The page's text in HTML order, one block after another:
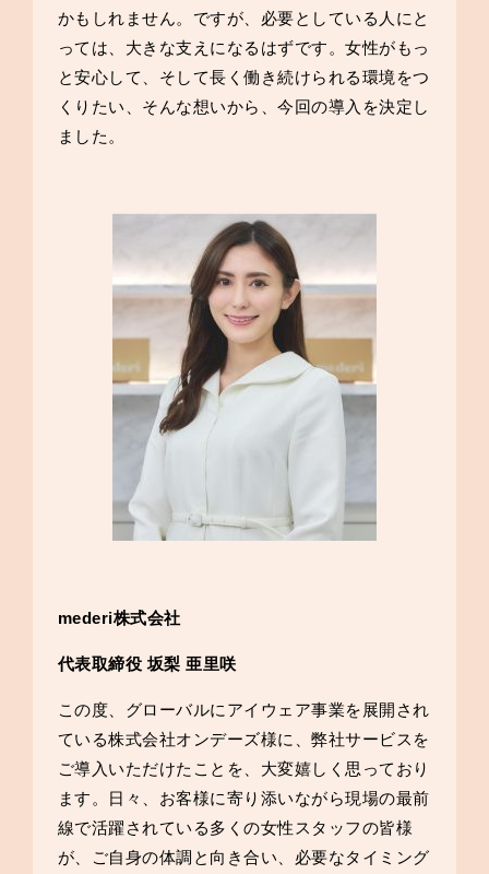
かもしれません。ですが、必要としている人にと
っては、大きな支えになるはずです。女性がもっ
と安心して、そして長く働き続けられる環境をつ
くりたい、そんな想いから、今回の導入を決定し
ました。
mederi株式会社
代表取締役 坂梨 亜里咲
この度、グローバルにアイウェア事業を展開され
ている株式会社オンデーズ様に、弊社サービスを
ご導入いただけたことを、大変嬉しく思っており
ます。日々、お客様に寄り添いながら現場の最前
線で活躍されている多くの女性スタッフの皆様
が、ご自身の体調と向き合い、必要なタイミング